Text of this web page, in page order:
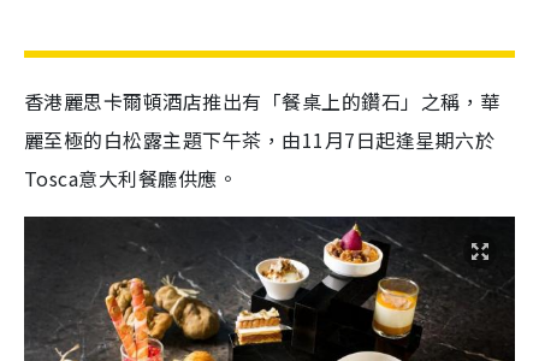
香港麗思卡爾頓酒店推出有「餐桌上的鑽石」之稱，華
麗至極的白松露主題下午茶，由11月7日起逢星期六於
Tosca意大利餐廳供應。